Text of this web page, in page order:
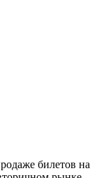
билетов на